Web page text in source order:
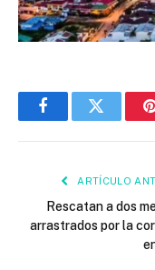
FacebookTwitter
ARTÍCULO
Rescatan a dos
arrastrados por la